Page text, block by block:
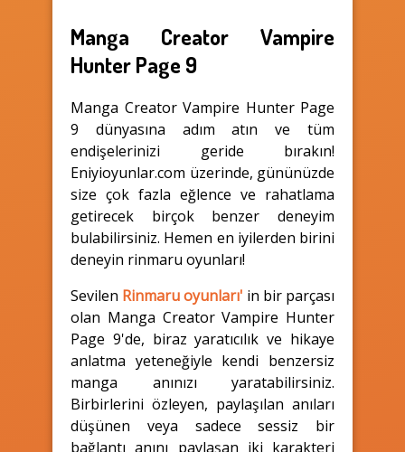
Manga Creator Vampire
Hunter Page 9
Manga Creator Vampire Hunter Page
9 dünyasına adım atın ve tüm
endişelerinizi geride bırakın!
Eniyioyunlar.com üzerinde, gününüzde
size çok fazla eğlence ve rahatlama
getirecek birçok benzer deneyim
bulabilirsiniz. Hemen en iyilerden birini
deneyin rinmaru oyunları!
Sevilen Rinmaru oyunları' in bir parçası
olan Manga Creator Vampire Hunter
Page 9'de, biraz yaratıcılık ve hikaye
anlatma yeteneğiyle kendi benzersiz
manga anınızı yaratabilirsiniz.
Birbirlerini özleyen, paylaşılan anıları
düşünen veya sadece sessiz bir
bağlantı anını paylaşan iki karakteri